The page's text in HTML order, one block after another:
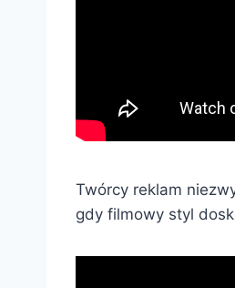
Twórcy reklam
gdy filmowy styl